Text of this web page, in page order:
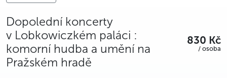
Dopolední koncerty
v Lobkowiczkém paláci :
komorní hudba a umění na
Pražském hradě
830 Kč
/ osoba